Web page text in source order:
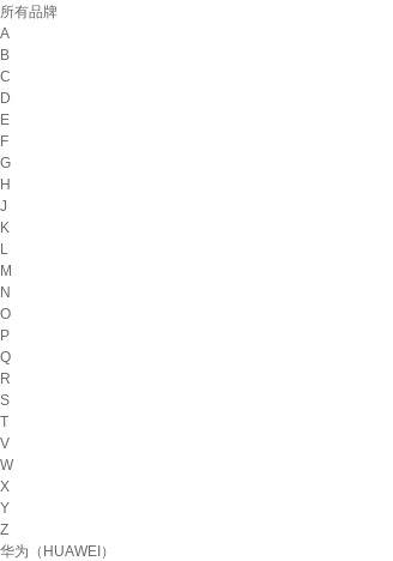
所有品牌
A
B
C
D
E
F
G
H
J
K
L
M
N
O
P
Q
R
S
T
V
W
X
Y
Z
华为（HUAWEI）